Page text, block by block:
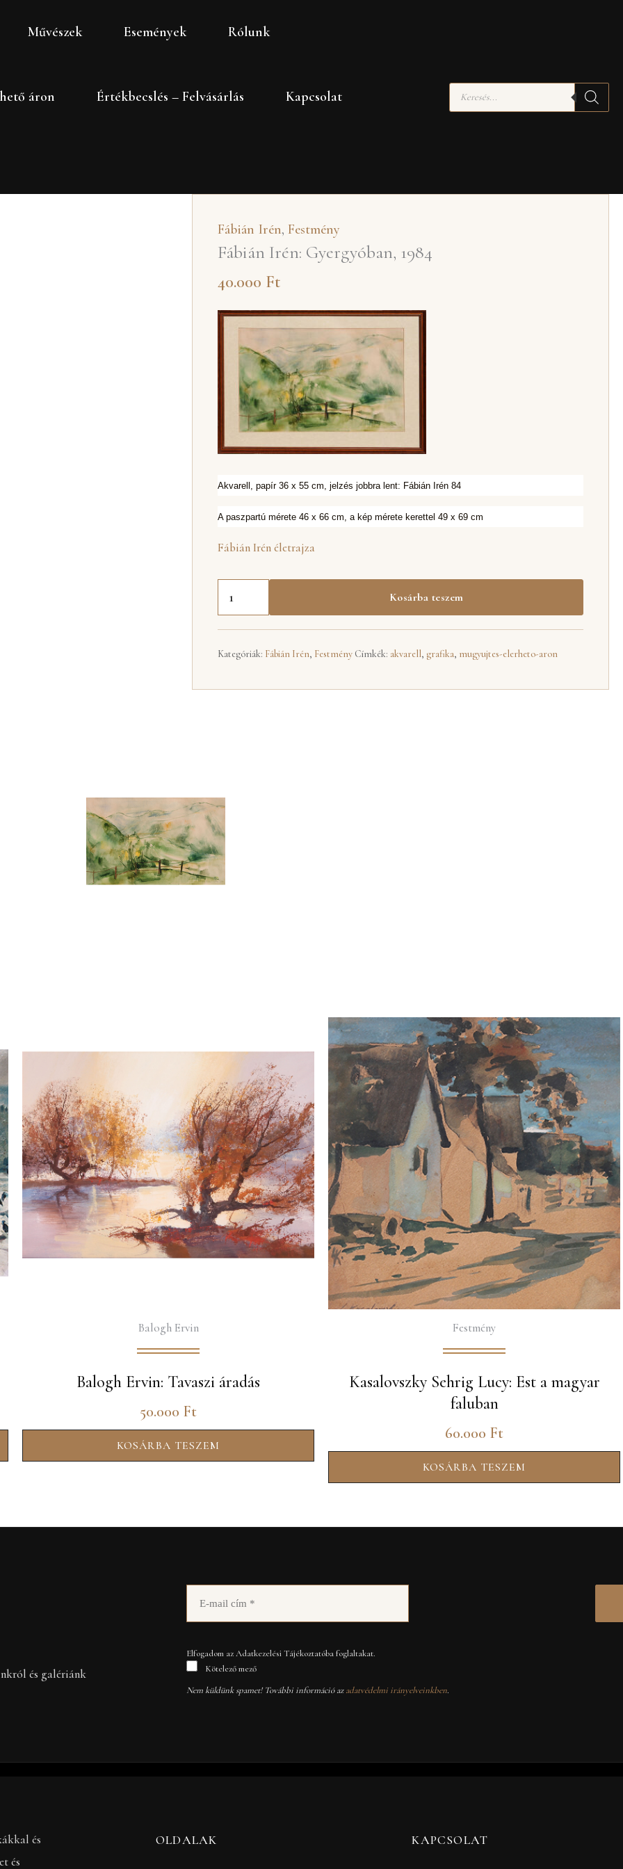
Művészek Események Rólunk
áron Értékbecslés – Felvásárlás Kapcsolat
Products
search
Fábián Irén,Festmény
Fábián Irén: Gyergyóban, 1984
40.000 Ft
Akvarell, papír 36 x 55 cm, jelzés jobbra lent: Fábián Irén 84
A paszpartú mérete 46 x 66 cm, a kép mérete kerettel 49 x 69 cm
Fábián Irén életrajza
Irén:
mennyiség
Kosárba teszem
Kategóriák: Fábián Irén, Festmény Címkék: akvarell, grafika, mugyujtes-elerheto-aron
Balogh Ervin
Balogh Ervin: Tavaszi áradás
50.000 Ft
KOSÁRBA TESZEM
Festmény
Kasalovszky Sehrig Lucy: Est a magyar
faluban
60.000 Ft
KOSÁRBA TESZEM
és galériánk
Elfogadom az Adatkezelési Tájékoztatóba foglaltakat.
Kötelező mező
Nem küldünk spamet! További információ azadatvédelmi irányelveinkben.
és
és
OLDALAK KAPCSOLAT